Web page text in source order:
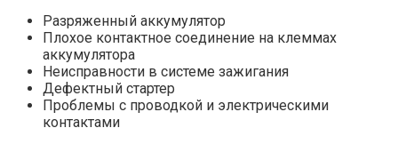
Разряженный аккумулятор
Плохое контактное соединение на клеммах
аккумулятора
Неисправности в системе зажигания
Дефектный стартер
Проблемы с проводкой и электрическими
контактами